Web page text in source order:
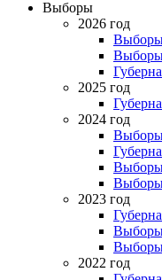
Выборы
2026 год
Выборы
2025 год
2024 год
Выборы
Выборы
Выборы
2023 год
Выборы
2022 год